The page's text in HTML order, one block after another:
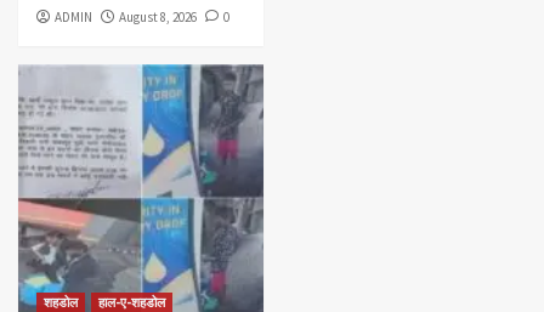
ADMIN August 8, 2026 0
शहडोल हाल-ए-शहडोल